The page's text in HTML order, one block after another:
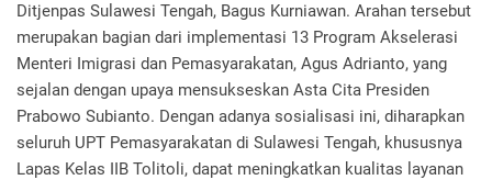
Ditjenpas Sulawesi Tengah, Bagus Kurniawan. Arahan tersebut
merupakan bagian dari implementasi 13 Program Akselerasi
Menteri Imigrasi dan Pemasyarakatan, Agus Adrianto, yang
sejalan dengan upaya mensukseskan Asta Cita Presiden
Prabowo Subianto. Dengan adanya sosialisasi ini, diharapkan
seluruh UPT Pemasyarakatan di Sulawesi Tengah, khususnya
Lapas Kelas IIB Tolitoli, dapat meningkatkan kualitas layanan